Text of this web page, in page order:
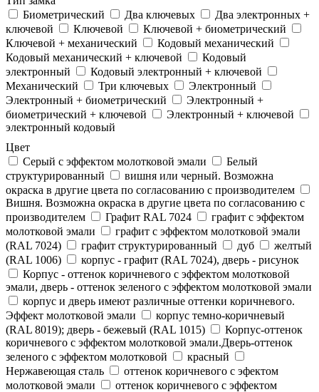
Биометрический
Два ключевых
Два электронныx +
ключевой
Ключевой
Ключевой + биометрический
Ключевой + механический
Кодовый механический
Кодовый механический + ключевой
Кодовый
электронный
Кодовый электронный + ключевой
Механический
Три ключевых
Электронный
Электронный + биометрический
Электронный +
биометрический + ключевой
Электронный + ключевой
электронный кодовый
Цвет
Cерый с эффектом молотковой эмали
Белый
структурированный
вишня или черный. Возможна
окраска в другие цвета по согласованию с производителем
Вишня. Возможна окраска в другие цвета по согласованию с
производителем
Графит RAL 7024
графит с эффектом
молотковой эмали
графит с эффектом молотковой эмали
(RAL 7024)
графит структурированный дуб
желтый
(RAL 1006)
корпус - графит (RAL 7024), дверь - рисунок
Корпус - оттенок коричневого с эффектом молотковой
эмали, дверь - оттенок зеленого с эффектом молотковой эмали
корпус и дверь имеют различные оттенки коричневого.
Эффект молотковой эмали
корпус темно-коричневый
(RAL 8019); дверь - бежевый (RAL 1015)
Корпус-оттенок
коричневого с эффектом молотковой эмали.Дверь-оттенок
зеленого с эффектом молотковой
красный
Нержавеющая сталь
оттенок коричневого с эфектом
молотковой эмали
оттенок коричневого с эффектом